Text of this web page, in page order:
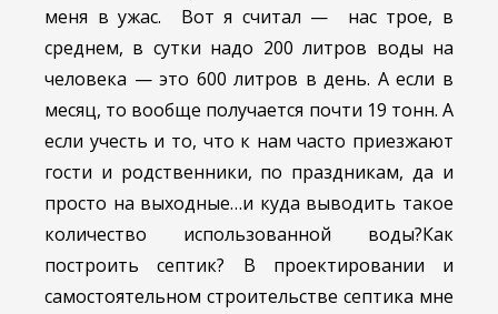
меня в ужас. Вот я считал — нас трое, в
среднем, в сутки надо 200 литров воды на
человека — это 600 литров в день. А если в
месяц, то вообще получается почти 19 тонн. А
если учесть и то, что к нам часто приезжают
гости и родственники, по праздникам, да и
просто на выходные…и куда выводить такое
количество использованной воды?Как
построить септик? В проектировании и
самостоятельном строительстве септика мне